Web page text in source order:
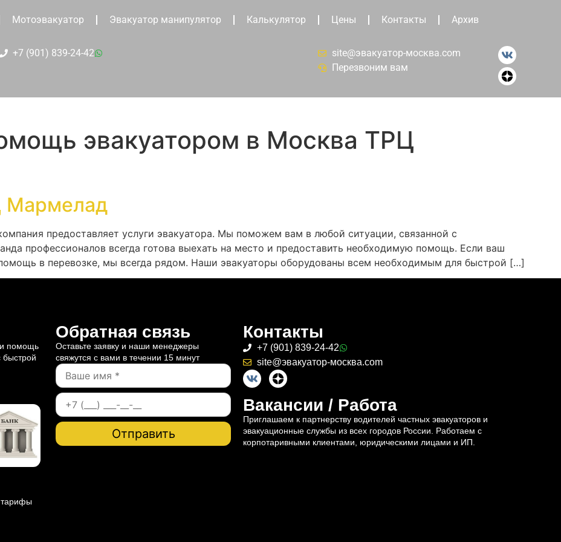
Мотоэвакуатор Эвакуатор манипулятор Калькулятор Цены Контакты Архив
+7 (901) 839-24-42
site@эвакуатор-москва.com
Перезвоним вам
эвакуатором в Москва ТРЦ
Мармелад
предоставляет услуги эвакуатора. Мы поможем вам в любой ситуации, связанной с
профессионалов всегда готова выехать на место и предоставить необходимую помощь. Если ваш
в перевозке, мы всегда рядом. Наши эвакуаторы оборудованы всем необходимым для быстрой […]
и помощь
быстрой
тарифы
Обратная связь
Оставьте заявку и наши менеджеры
свяжутся с вами в течении 15 минут
Контакты
+7 (901) 839-24-42
site@эвакуатор-москва.com
Вакансии / Работа
Приглашаем к партнерству водителей частных эвакуаторов и
эвакуационные службы из всех городов России. Работаем с
корпотаривными клиентами, юридическими лицами и ИП.